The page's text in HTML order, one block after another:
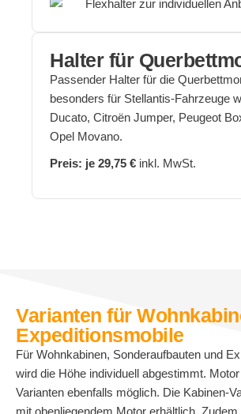
Halter für
Passender Halter für die
besonders für Stellantis-Fahrzeuge
Ducato, Citroën Jumper, Peugeot
Opel Movano.
Preis: je 29,75 € inkl. MwSt.
Varianten für
Expeditionsmobile
Für Wohnkabinen, Sonderaufbauten und
wird die Höhe individuell abgestimmt.
Varianten ebenfalls möglich. Die Kabinen-